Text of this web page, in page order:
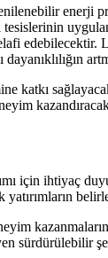
enerji
için ihtiyaç
sürdürülebilir